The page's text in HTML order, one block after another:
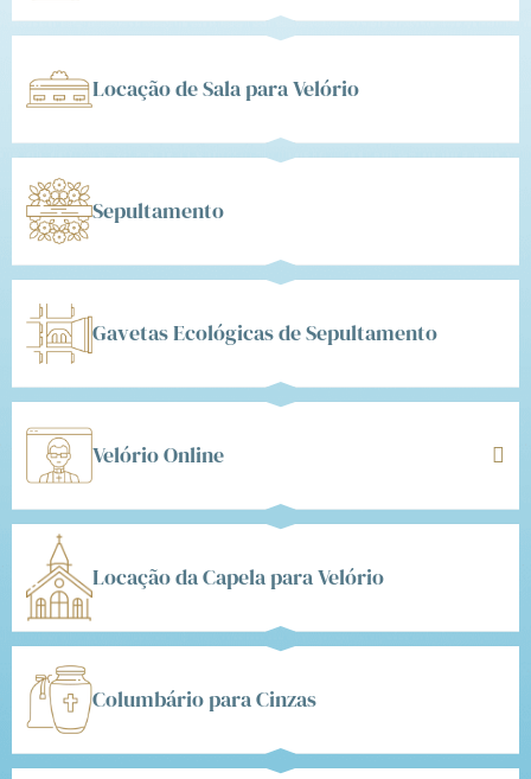
Locação de Sala para Velório
Sepultamento
Gavetas Ecológicas de Sepultamento
Velório Online
Locação da Capela para Velório
Columbário para Cinzas